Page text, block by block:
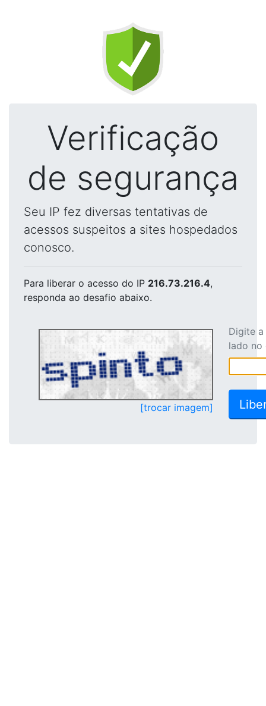
Verificação
de segurança
Seu IP fez diversas tentativas de
acessos suspeitos a sites hospedados
conosco.
Para liberar o acesso do IP 216.73.216.4,
responda ao desafio abaixo.
[trocar imagem]
Digite
lado no